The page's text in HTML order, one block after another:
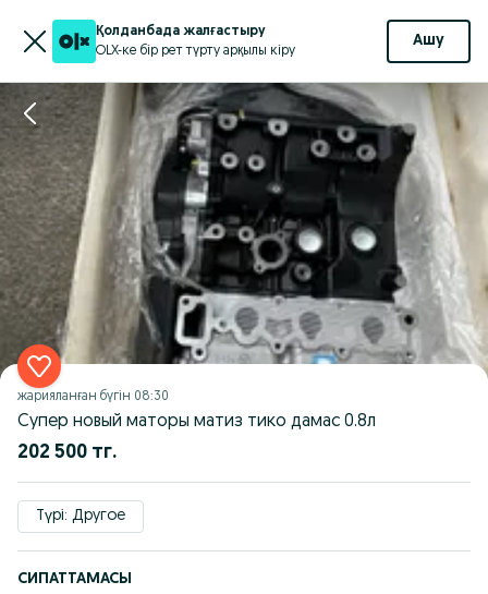
Қолданбада жалғастыру
OLX-ке бір рет түрту арқылы кіру
Ашу
жарияланған бүгін 08:30
Супер новый маторы матиз тико дамас 0.8л
202 500 тг.
Түрі: Другое
СИПАТТАМАСЫ